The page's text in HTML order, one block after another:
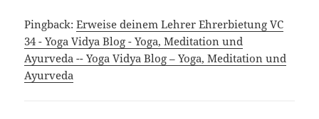
Pingback:Erweise deinem Lehrer Ehrerbietung VC
34 - Yoga Vidya Blog - Yoga, Meditation und
Ayurveda -- Yoga Vidya Blog – Yoga, Meditation und
Ayurveda